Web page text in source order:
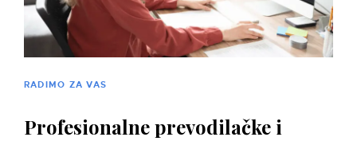
RADIMO ZA VAS
Profesionalne prevodilačke i